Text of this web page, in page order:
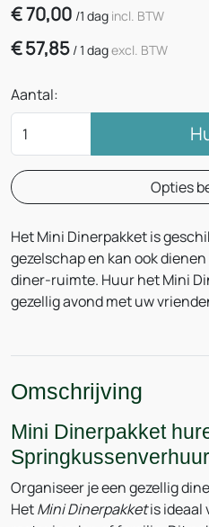
€70,00 /1 dag incl. BTW
€57,85 /1 dagexcl. BTW
Aantal:
Opties
Het Mini Dinerpakket is
gezelschap en kan ook
diner-ruimte. Huur het Mini
gezellig avond met uw
Omschrijving
Mini Dinerpakket
Organiseer je een gezellig
HetMini Dinerpakketis ideaal